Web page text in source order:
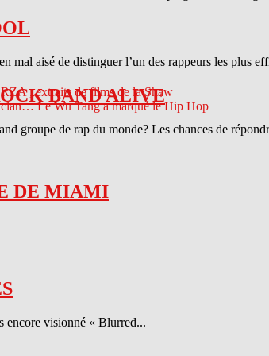
mal aisé de distinguer l’un des rappeurs les plus
BAND ALIVE
groupe de rap du monde? Les chances de
DE MIAMI
encore visionné « Blurred...